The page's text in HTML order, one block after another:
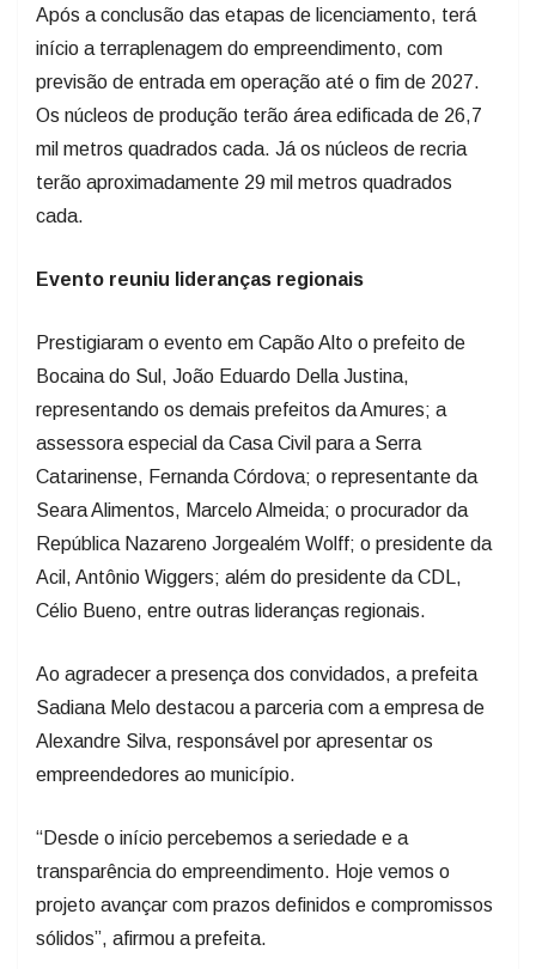
Após a conclusão das etapas de licenciamento, terá
início a terraplenagem do empreendimento, com
previsão de entrada em operação até o fim de 2027.
Os núcleos de produção terão área edificada de 26,7
mil metros quadrados cada. Já os núcleos de recria
terão aproximadamente 29 mil metros quadrados
cada.
Evento reuniu lideranças regionais
Prestigiaram o evento em Capão Alto o prefeito de
Bocaina do Sul, João Eduardo Della Justina,
representando os demais prefeitos da Amures; a
assessora especial da Casa Civil para a Serra
Catarinense, Fernanda Córdova; o representante da
Seara Alimentos, Marcelo Almeida; o procurador da
República Nazareno Jorgealém Wolff; o presidente da
Acil, Antônio Wiggers; além do presidente da CDL,
Célio Bueno, entre outras lideranças regionais.
Ao agradecer a presença dos convidados, a prefeita
Sadiana Melo destacou a parceria com a empresa de
Alexandre Silva, responsável por apresentar os
empreendedores ao município.
“Desde o início percebemos a seriedade e a
transparência do empreendimento. Hoje vemos o
projeto avançar com prazos definidos e compromissos
sólidos”, afirmou a prefeita.